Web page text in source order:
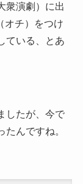
衆演劇）に出
オチ）をつけ
ている、とあ
したが、今で
んですね。